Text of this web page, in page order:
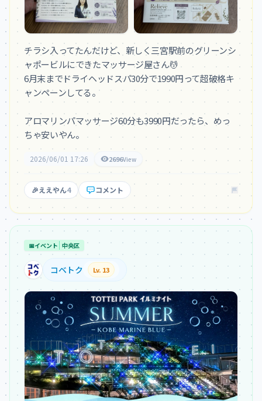
チラシ入ってたんだけど、新しく三宮駅前のグリーンシ
ャポービルにできたマッサージ屋さん💆
6月末までドライヘッドスパ30分で1990円って超破格キ
ャンペーンしてる。
アロマリンパマッサージ60分も3990円だったら、めっ
ちゃ安いやん。
2026/06/01 17:26 2696View
🎉ええやん4 コメント
📅イベント 中央区
コベトク Lv. 13